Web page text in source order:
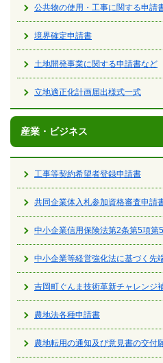
公共物の使用・工事に関する申請
境界確定申請書
土地開発事業に関する申請書など
立地適正化計画届出様式一式
産業・ビジネス
工事等契約希望者登録申請書
共同企業体入札参加資格審査申請
中小企業信用保険法第2条第5項第
中小企業等経営強化法に基づく先
吉岡町ぐんま技術革新チャレンジ
農地法各種申請書
農地転用の通知及び意見書の交付